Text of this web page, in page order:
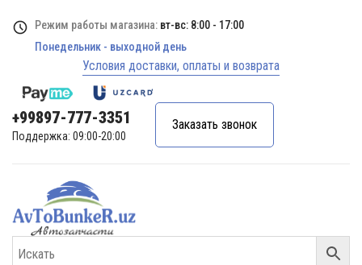
Режим работы магазина: вт-вс: 8:00 - 17:00
Понедельник - выходной день
Условия доставки, оплаты и возврата
+99897-777-3351
Поддержка: 09:00-20:00
Заказать звонок